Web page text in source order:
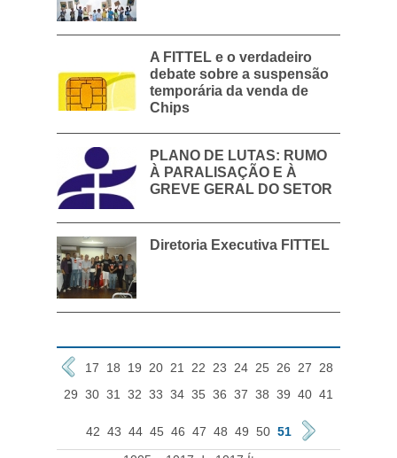
A FITTEL e o verdadeiro
debate sobre a suspensão
temporária da venda de
Chips
PLANO DE LUTAS: RUMO
À PARALISAÇÃO E À
GREVE GERAL DO SETOR
Diretoria Executiva FITTEL
17 18 19 20 21 22 23 24 25 26 27
28
29 30 31 32 33 34 35 36 37 38 39 40 41
42 43 44 45 46 47 48 49 50 51